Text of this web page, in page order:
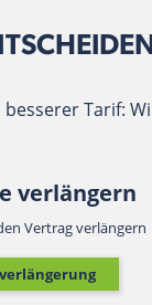
Tarif:
verlängern
Vertrag verlängern